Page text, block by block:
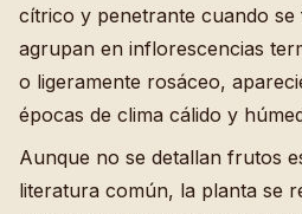
cítrico y penetrante cuando
agrupan en inflorescencias
o ligeramente rosáceo,
épocas de clima cálido y
Aunque no se detallan frutos
literatura común, la planta se